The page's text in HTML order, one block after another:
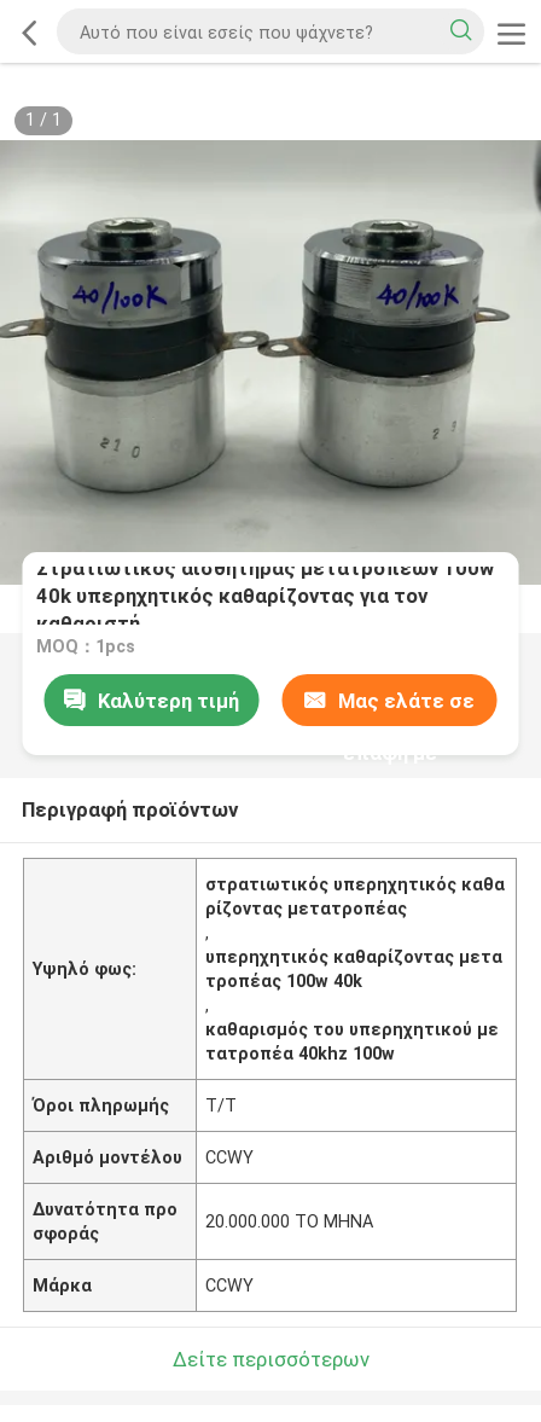
1 / 1
Στρατιωτικός αισθητήρας μετατροπέων 100w
40k υπερηχητικός καθαρίζοντας για τον
καθαριστή
MOQ：1pcs
Καλύτερη τιμή Μας ελάτε σε
επαφή με
Περιγραφή προϊόντων
Υψηλό φως:
στρατιωτικός υπερηχητικός καθα
ρίζοντας μετατροπέας
,
υπερηχητικός καθαρίζοντας μετα
τροπέας 100w 40k
,
καθαρισμός του υπερηχητικού με
τατροπέα 40khz 100w
Όροι πληρωμής T/T
Αριθμό μοντέλου CCWY
Δυνατότητα προ
σφοράς
20.000.000 ΤΟ ΜΗΝΑ
Μάρκα CCWY
Δείτε περισσότερων